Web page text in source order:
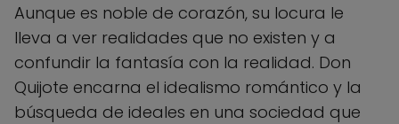
Aunque es noble de corazón, su locura le
lleva a ver realidades que no existen y a
confundir la fantasía con la realidad. Don
Quijote encarna el idealismo romántico y la
búsqueda de ideales en una sociedad que